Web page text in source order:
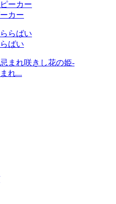
カー
ばい
れ...